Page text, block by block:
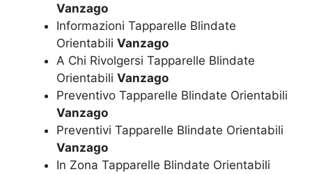
Vanzago
Informazioni Tapparelle Blindate
Orientabili Vanzago
A Chi Rivolgersi Tapparelle Blindate
Orientabili Vanzago
Preventivo Tapparelle Blindate Orientabili
Vanzago
Preventivi Tapparelle Blindate Orientabili
Vanzago
In Zona Tapparelle Blindate Orientabili